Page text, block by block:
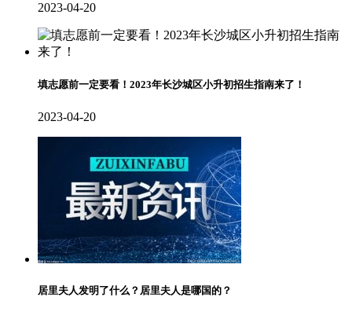
2023-04-20
填志愿前一定要看！2023年长沙城区小升初招生指南来了！
2023-04-20
居里夫人发明了什么？居里夫人是哪国的？